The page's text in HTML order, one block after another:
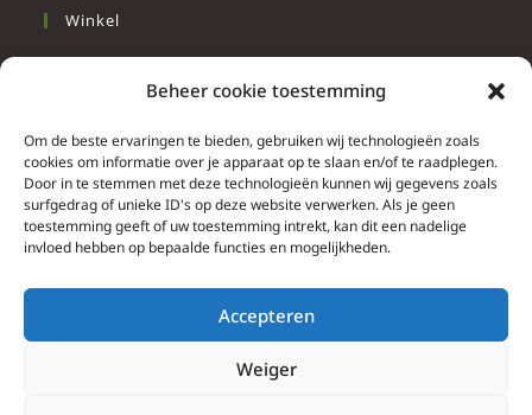
Beheer cookie toestemming
Om de beste ervaringen te bieden, gebruiken wij technologieën zoals
cookies om informatie over je apparaat op te slaan en/of te raadplegen.
Door in te stemmen met deze technologieën kunnen wij gegevens zoals
surfgedrag of unieke ID's op deze website verwerken. Als je geen
toestemming geeft of uw toestemming intrekt, kan dit een nadelige
invloed hebben op bepaalde functies en mogelijkheden.
Accepteren
Weiger
Winkel
Wonen
Info
Contacteer ons